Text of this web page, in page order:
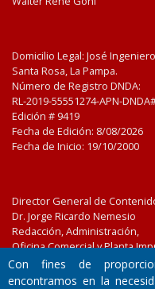
Domicilio Legal: José
Santa Rosa, La Pampa.
Número de Registro DNDA:
RL-2019-55551274-APN-
Edición # 9419
Fecha de Edición: 8/08/2026
Fecha de Inicio: 19/10/2000
Director General de
Dr. Jorge Ricardo Nemesio
Redacción, Administración,
Oficina Comercial y Planta
José Ingenieros 855,
Santa Rosa, La Pampa,
Con fines de
encontramos en la